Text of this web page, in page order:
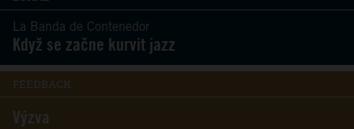
La Banda de Contenedor
Když se začne kurvit jazz
FEEDBACK
Výzva